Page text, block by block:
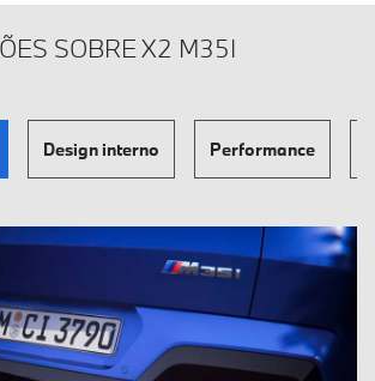
SOBRE X2 M35I
Design interno Performance